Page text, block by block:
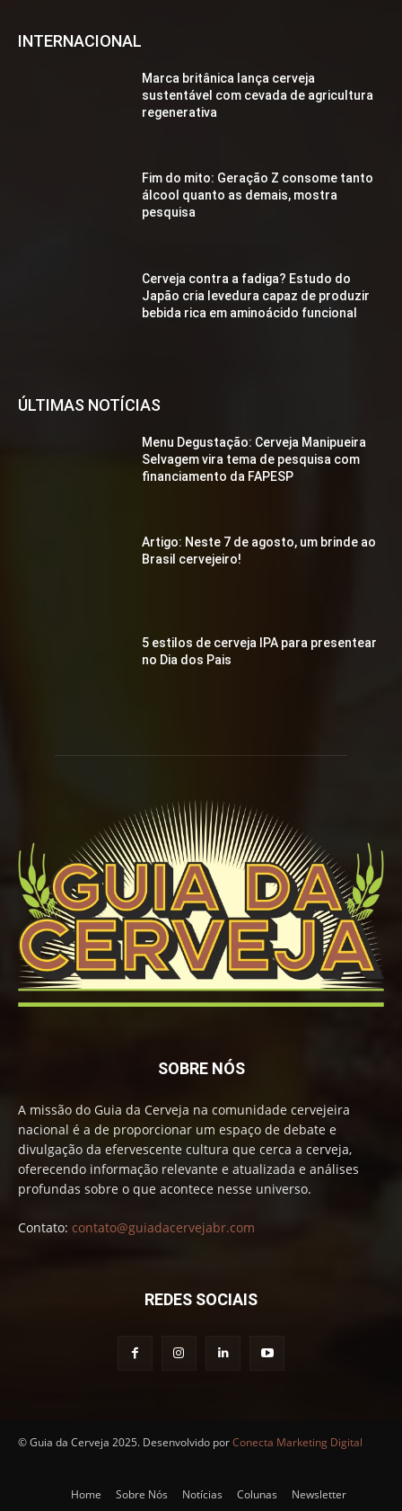
INTERNACIONAL
Marca britânica lança cerveja
sustentável com cevada de agricultura
regenerativa
Fim do mito: Geração Z consome tanto
álcool quanto as demais, mostra
pesquisa
Cerveja contra a fadiga? Estudo do
Japão cria levedura capaz de produzir
bebida rica em aminoácido funcional
ÚLTIMAS NOTÍCIAS
Menu Degustação: Cerveja Manipueira
Selvagem vira tema de pesquisa com
financiamento da FAPESP
Artigo: Neste 7 de agosto, um brinde ao
Brasil cervejeiro!
5 estilos de cerveja IPA para presentear
no Dia dos Pais
SOBRE NÓS
A missão do Guia da Cerveja na comunidade cervejeira
nacional é a de proporcionar um espaço de debate e
divulgação da efervescente cultura que cerca a cerveja,
oferecendo informação relevante e atualizada e análises
profundas sobre o que acontece nesse universo.
Contato: contato@guiadacervejabr.com
REDES SOCIAIS
© Guia da Cerveja 2025. Desenvolvido porConecta Marketing Digital
Home Sobre Nós Notícias Colunas Newsletter